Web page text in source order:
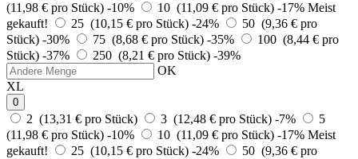
(11,98 € pro Stück) -10% 10 (11,09 € pro Stück) -17% Meist
gekauft!
25 (10,15 € pro Stück) -24%
50 (9,36 € pro
Stück) -30% 75 (8,68 € pro Stück) -35%
100 (8,44 € pro
Stück) -37% 250 (8,21 € pro Stück) -39%
OK
XL
0
2 (13,31 € pro Stück) 3 (12,48 € pro Stück) -7%
5
(11,98 € pro Stück) -10% 10 (11,09 € pro Stück) -17% Meist
gekauft!
25 (10,15 € pro Stück) -24%
50 (9,36 € pro